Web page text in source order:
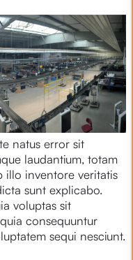
natus error sit
laudantium, totam
illo inventore veritatis
sunt explicabo.
voluptas sit
consequuntur
sequi nesciunt.